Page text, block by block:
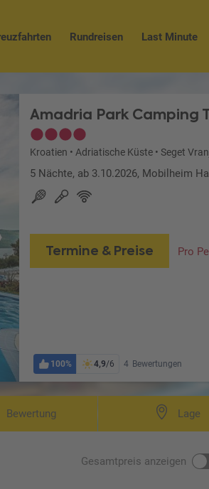
Rundreisen Last Minute
Amadria Park Camping
Kroatien • Adriatische Küste • Seget
5 Nächte, ab 3.10.2026, Mobilheim
Termine & Preise Pro
100% 4,9/6 4 Bewertungen
Bewertung Lage
Gesamtpreis anzeigen